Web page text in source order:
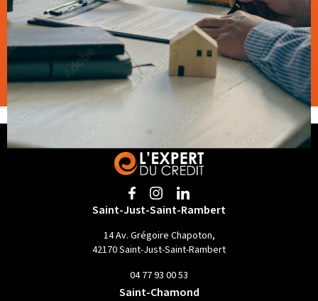
Saint-Just-Saint-Rambert
14 Av. Grégoire Chapoton,
42170 Saint-Just-Saint-Rambert
04 77 93 00 53
Saint-Chamond